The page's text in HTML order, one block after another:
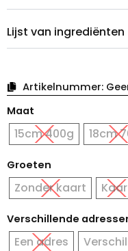
Lijst van ingrediënten
Artikelnummer:
Maat
15cm 400g 18cm
Groeten
Zonder kaart
Verschillende
Een adres
kippenhok
hoeveelheid